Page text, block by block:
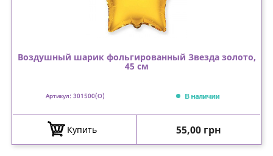
Воздушный шарик фольгированный Звезда золото,
45 см
Артикул: 301500(O) В наличии
Купить Цена
55,00 грн